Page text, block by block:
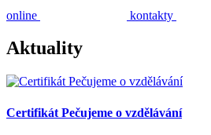
online kontakty
Aktuality
Certifikát Pečujeme o vzdělávání